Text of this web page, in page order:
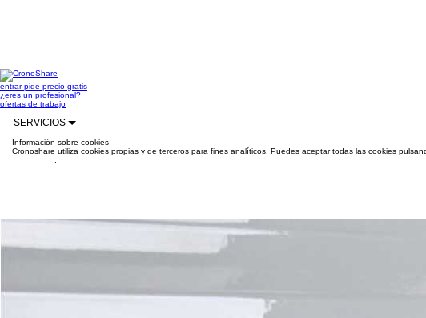
entrarpide precio gratis
¿eres un profesional?
ofertas de trabajo
SERVICIOS
Información sobre cookies
Cronoshare utiliza cookies propias y de terceros para fines analíticos. Puedes aceptar todas las cookies